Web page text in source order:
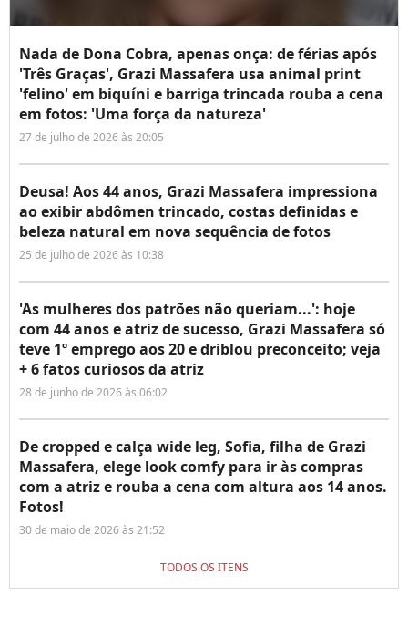
Nada de Dona Cobra, apenas onça: de férias após
'Três Graças', Grazi Massafera usa animal print
'felino' em biquíni e barriga trincada rouba a cena
em fotos: 'Uma força da natureza'
27 de julho de 2026 às 20:05
Deusa! Aos 44 anos, Grazi Massafera impressiona
ao exibir abdômen trincado, costas definidas e
beleza natural em nova sequência de fotos
25 de julho de 2026 às 10:38
'As mulheres dos patrões não queriam...': hoje
com 44 anos e atriz de sucesso, Grazi Massafera só
teve 1º emprego aos 20 e driblou preconceito; veja
+ 6 fatos curiosos da atriz
28 de junho de 2026 às 06:02
De cropped e calça wide leg, Sofia, filha de Grazi
Massafera, elege look comfy para ir às compras
com a atriz e rouba a cena com altura aos 14 anos.
Fotos!
30 de maio de 2026 às 21:52
TODOS OS ITENS